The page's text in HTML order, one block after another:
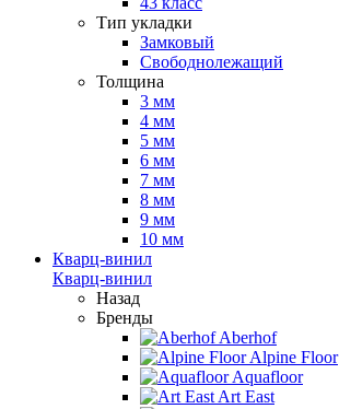
Тип укладки
Замковый
Свободнолежащий
Толщина
3 мм
4 мм
5 мм
6 мм
7 мм
8 мм
9 мм
10 мм
Кварц-винил
Кварц-винил
Назад
Бренды
Aberhof
Alpine Floor
Aquafloor
Art East